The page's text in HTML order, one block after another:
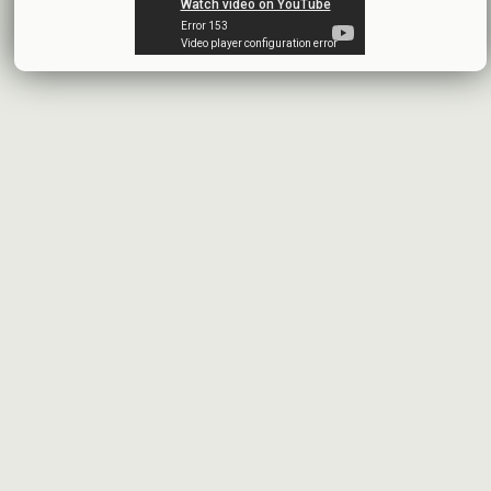
البيانات المالية النهائية عن العام 2025
شركة سيريتل موبايل تيليكوم
2026-07-12